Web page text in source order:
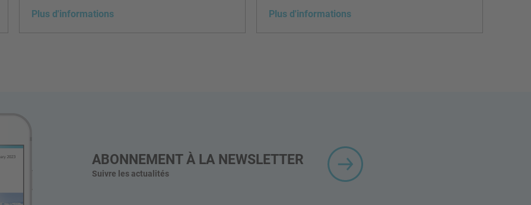
Plus d'informations Plus d'informations
ABONNEMENT À LA NEWSLETTER
Suivre les actualités